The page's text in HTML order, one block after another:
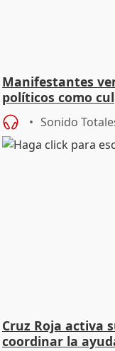
Manifestantes
políticos como
joven
Sonido
Cruz Roja activa
coordinar la